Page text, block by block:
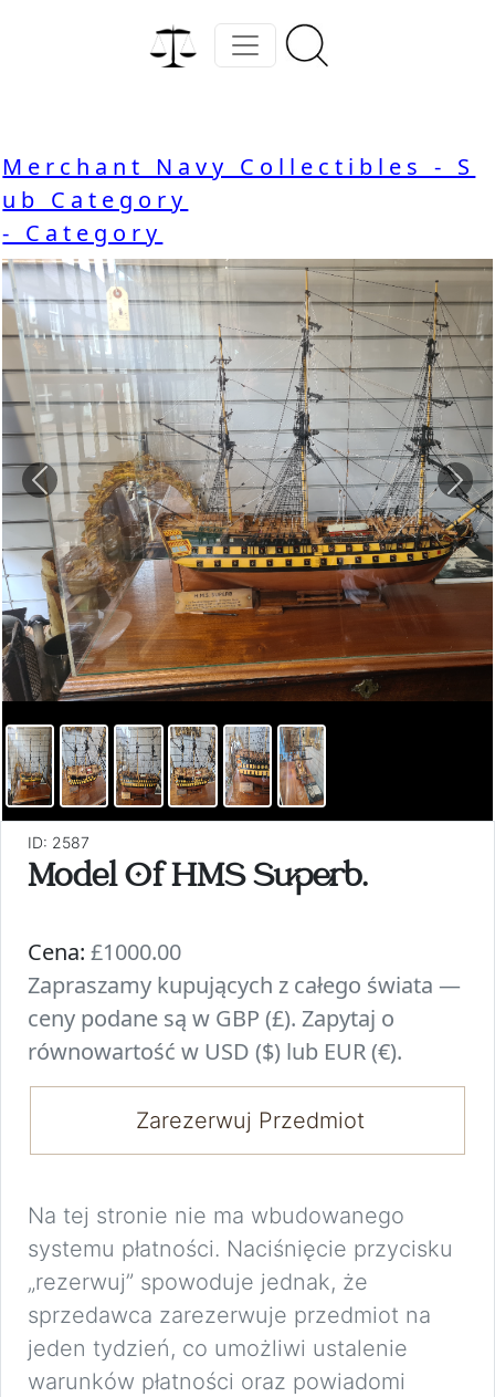
Merchant Navy Collectibles - S
ub Category
- Category
Previous
ID: 2587
Model Of HMS Superb.
Cena: £1000.00
Zapraszamy kupujących z całego świata —
ceny podane są w GBP (£). Zapytaj o
równowartość w USD ($) lub EUR (€).
Zarezerwuj Przedmiot
Na tej stronie nie ma wbudowanego
systemu płatności. Naciśnięcie przycisku
„rezerwuj” spowoduje jednak, że
sprzedawca zarezerwuje przedmiot na
jeden tydzień, co umożliwi ustalenie
warunków płatności oraz powiadomi